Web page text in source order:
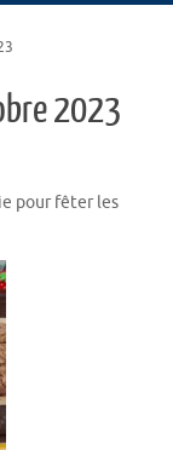
2023
pour fêter les